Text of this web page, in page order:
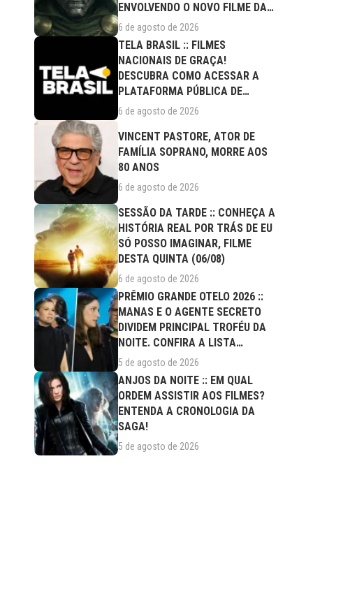
ENVOLVENDO O NOVO FILME DA
MARVEL
6 de agosto de 2026
TELA BRASIL :: FILMES
NACIONAIS DE GRAÇA!
DESCUBRA COMO ACESSAR A
PLATAFORMA PÚBLICA DE
STREAMING
6 de agosto de 2026
VINCENT PASTORE, ATOR DE
FAMÍLIA SOPRANO, MORRE AOS
80 ANOS
6 de agosto de 2026
SESSÃO DA TARDE :: CONHEÇA A
HISTÓRIA REAL POR TRÁS DE EU
SÓ POSSO IMAGINAR, FILME
DESTA QUINTA (06/08)
6 de agosto de 2026
PRÊMIO GRANDE OTELO 2026 ::
MANAS E O AGENTE SECRETO
DIVIDEM PRINCIPAL TROFÉU DA
NOITE. CONFIRA A LISTA
COMPLETA DE...
5 de agosto de 2026
ANJOS DA NOITE :: EM QUAL
ORDEM ASSISTIR AOS FILMES?
ENTENDA A CRONOLOGIA DA
SAGA!
5 de agosto de 2026